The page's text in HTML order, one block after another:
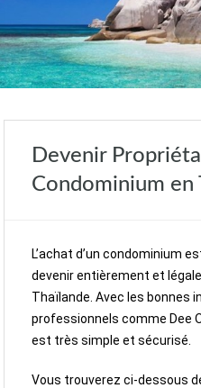
Devenir
Condominium en
L’achat d’un condominium
devenir entièrement et
Thaïlande. Avec les bonnes
professionnels comme Dee
est très simple et sécurisé.
Vous trouverez ci-dessous